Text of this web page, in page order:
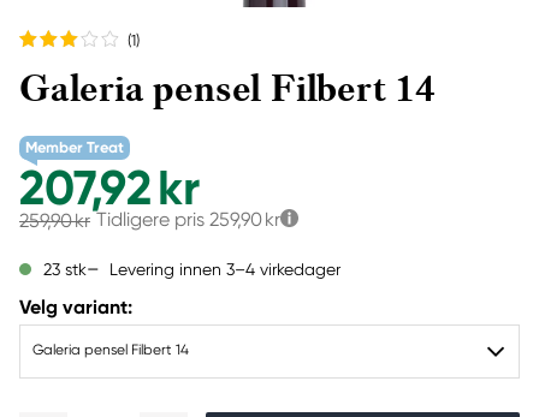
(1)
Galeria pensel Filbert 14
Member Treat
207,92 kr
259,90 kr Tidligere pris 259,90 kr
23 stk Levering innen 3–4 virkedager
Velg variant:
Galeria pensel Filbert 14